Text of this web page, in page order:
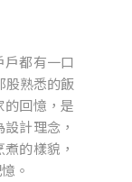
戶都有一口
股熟悉的飯
的回憶，是
計理念，
的樣貌，
。